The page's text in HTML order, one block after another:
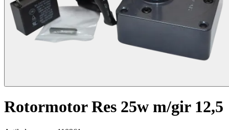
Rotormotor Res 25w m/gir 12,5